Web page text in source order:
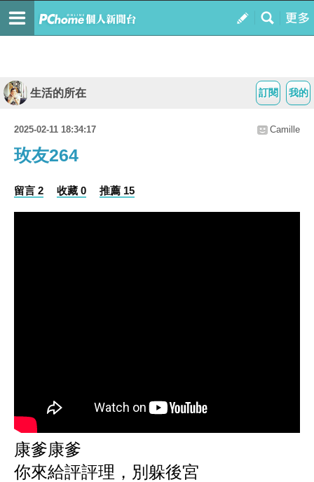
我的
訂閱
生活的所在
2025-02-11 18:34:17 Camille
玫友264
留言 2 收藏 0 推薦 15
康爹康爹
你來給評評理，別躲後宮